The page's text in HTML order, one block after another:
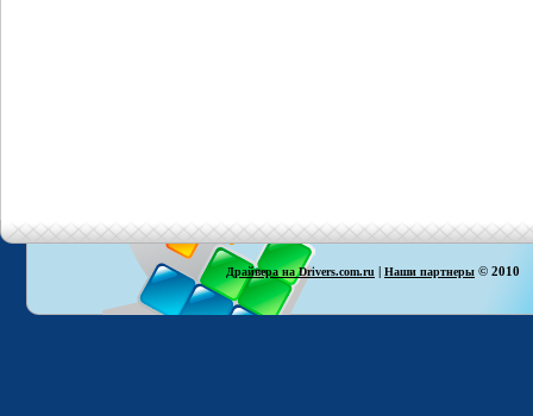
Драйвера на Drivers.com.ru | Наши партнеры © 2010